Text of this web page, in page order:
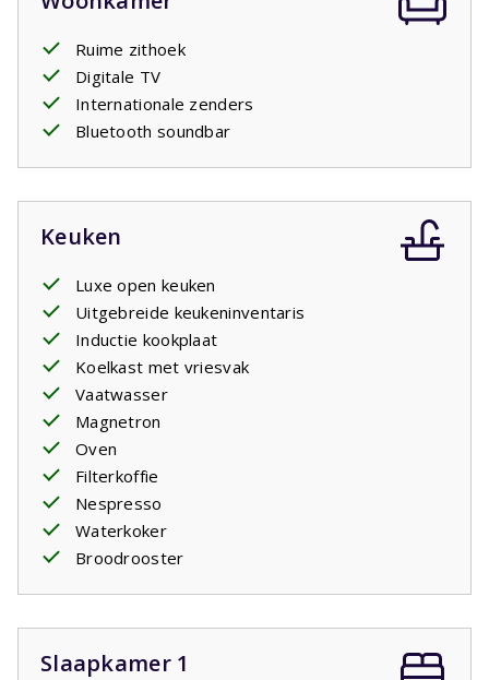
Ruime zithoek
Digitale TV
Internationale zenders
Bluetooth soundbar
Keuken
Luxe open keuken
Uitgebreide keukeninventaris
Inductie kookplaat
Koelkast met vriesvak
Vaatwasser
Magnetron
Oven
Filterkoffie
Nespresso
Waterkoker
Broodrooster
Slaapkamer 1